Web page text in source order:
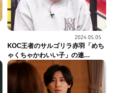
2024.05.05
KOC王者のサルゴリラ赤羽「めち
ゃくちゃかわいい子」の連...